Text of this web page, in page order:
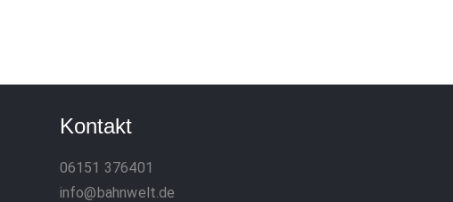
Kontakt
06151 376401
info@bahnwelt.de